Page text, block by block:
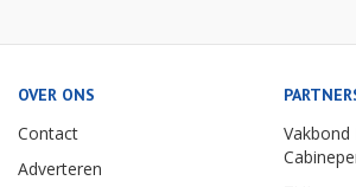
OVER ONS
Contact
Adverteren
Vakbond